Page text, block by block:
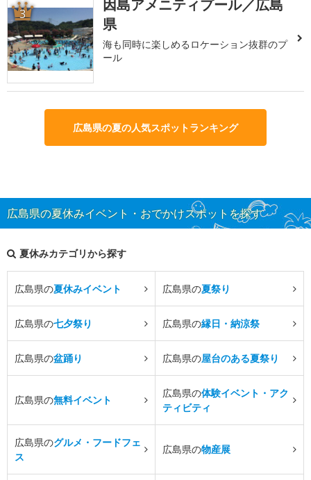
3
因島アメニティプール／広島
県
海も同時に楽しめるロケーション抜群のプ
ール
広島県の夏の人気スポットランキング
広島県の夏休みイベント・おでかけスポットを探す
夏休みカテゴリから探す
広島県の夏休みイベント 広島県の夏祭り
広島県の七夕祭り 広島県の縁日・納涼祭
広島県の盆踊り 広島県の屋台のある夏祭り
広島県の無料イベント
広島県の体験イベント・アク
ティビティ
広島県のグルメ・フードフェ
ス
広島県の物産展